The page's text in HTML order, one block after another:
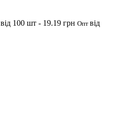
від 100 шт - 19.19 грн Опт від